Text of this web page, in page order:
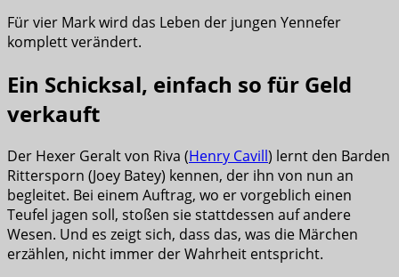
Für vier Mark wird das Leben der jungen Yennefer
komplett verändert.
Ein Schicksal, einfach so für Geld
verkauft
Der Hexer Geralt von Riva (Henry Cavill) lernt den Barden
Rittersporn (Joey Batey) kennen, der ihn von nun an
begleitet. Bei einem Auftrag, wo er vorgeblich einen
Teufel jagen soll, stoßen sie stattdessen auf andere
Wesen. Und es zeigt sich, dass das, was die Märchen
erzählen, nicht immer der Wahrheit entspricht.